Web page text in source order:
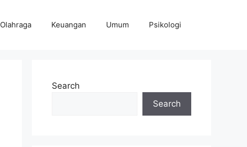
Olahraga Keuangan Umum Psikologi
Search
Search